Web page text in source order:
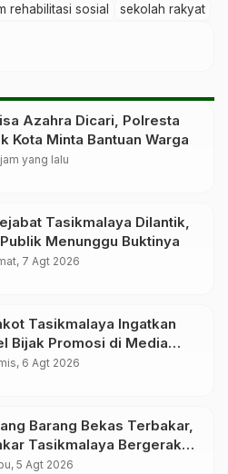
rehabilitasi sosial sekolah rakyat
Azahra Dicari, Polresta
Kota Minta Bantuan Warga
yang lalu
Tasikmalaya Dilantik,
Menunggu Buktinya
7 Agt 2026
Tasikmalaya Ingatkan
Bijak Promosi di Media
6 Agt 2026
Barang Bekas Terbakar,
Tasikmalaya Bergerak
5 Agt 2026